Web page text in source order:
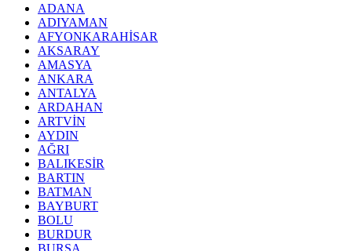
ADANA
ADIYAMAN
AFYONKARAHİSAR
AKSARAY
AMASYA
ANKARA
ANTALYA
ARDAHAN
ARTVİN
AYDIN
AĞRI
BALIKESİR
BARTIN
BATMAN
BAYBURT
BOLU
BURDUR
BURSA